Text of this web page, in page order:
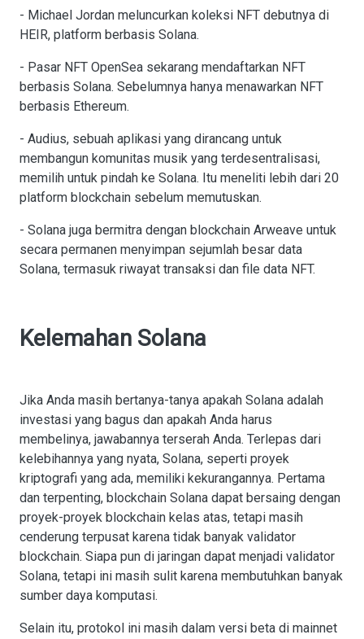
- Michael Jordan meluncurkan koleksi NFT debutnya di
HEIR, platform berbasis Solana.
- Pasar NFT OpenSea sekarang mendaftarkan NFT
berbasis Solana. Sebelumnya hanya menawarkan NFT
berbasis Ethereum.
- Audius, sebuah aplikasi yang dirancang untuk
membangun komunitas musik yang terdesentralisasi,
memilih untuk pindah ke Solana. Itu meneliti lebih dari 20
platform blockchain sebelum memutuskan.
- Solana juga bermitra dengan blockchain Arweave untuk
secara permanen menyimpan sejumlah besar data
Solana, termasuk riwayat transaksi dan file data NFT.
Kelemahan Solana
Jika Anda masih bertanya-tanya apakah Solana adalah
investasi yang bagus dan apakah Anda harus
membelinya, jawabannya terserah Anda. Terlepas dari
kelebihannya yang nyata, Solana, seperti proyek
kriptografi yang ada, memiliki kekurangannya. Pertama
dan terpenting, blockchain Solana dapat bersaing dengan
proyek-proyek blockchain kelas atas, tetapi masih
cenderung terpusat karena tidak banyak validator
blockchain. Siapa pun di jaringan dapat menjadi validator
Solana, tetapi ini masih sulit karena membutuhkan banyak
sumber daya komputasi.
Selain itu, protokol ini masih dalam versi beta di mainnet